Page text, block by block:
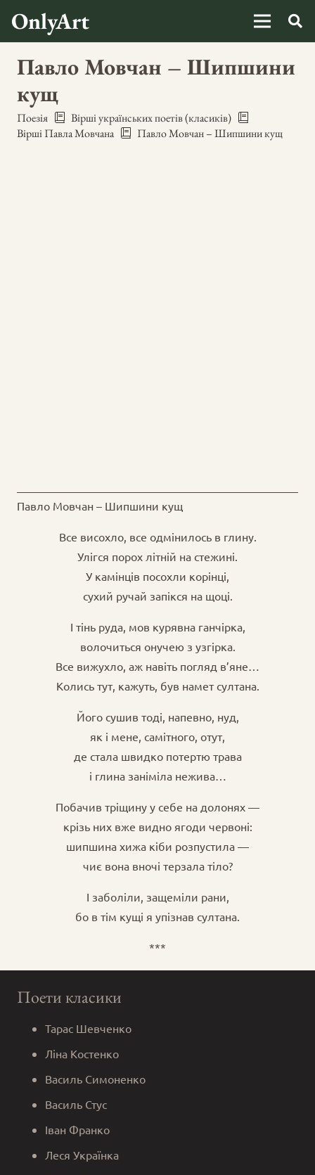
OnlyArt
Павло Мовчан – Шипшини
кущ
Поезія
Вірші українських поетів (класиків)
Вірші Павла Мовчана
Павло Мовчан – Шипшини кущ
Павло Мовчан – Шипшини кущ
Все висохло, все одмінилось в глину.
Улігся порох літній на стежині.
У камінців посохли корінці,
сухий ручай запікся на щоці.
І тінь руда, мов курявна ганчірка,
волочиться онучею з узгірка.
Все вижухло, аж навіть погляд в’яне…
Колись тут, кажуть, був намет султана.
Його сушив тоді, напевно, нуд,
як і мене, самітного, отут,
де стала швидко потертю трава
і глина заніміла нежива…
Побачив тріщину у себе на долонях —
крізь них вже видно ягоди червоні:
шипшина хижа кіби розпустила —
чиє вона вночі терзала тіло?
І заболіли, защеміли рани,
бо в тім кущі я упізнав султана.
***
Поети класики
Тарас Шевченко
Ліна Костенко
Василь Симоненко
Василь Стус
Іван Франко
Леся Українка